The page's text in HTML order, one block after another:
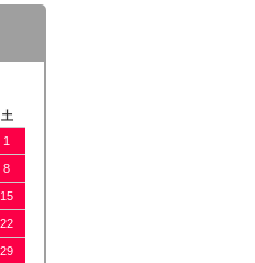
土
1
8
15
22
29